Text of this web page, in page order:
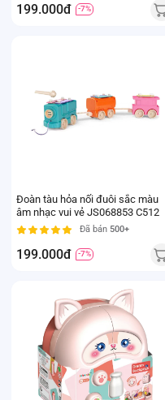
199.000đ -7%
Đoàn tàu hỏa nối đuôi sắc màu
âm nhạc vui vẻ JS068853 C512
Đã bán 500+
199.000đ -7%